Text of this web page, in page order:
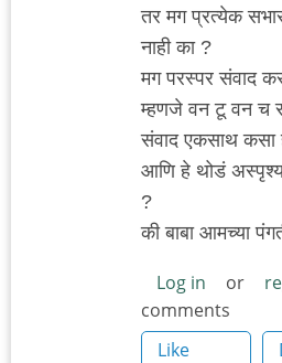
तर मग प्रत्येक
नाही का ?
मग परस्पर संवाद
म्हणजे वन टू वन च
संवाद एकसाथ कसा
आणि हे थोडं
?
की बाबा आमच्या
Log in or
comments
Like